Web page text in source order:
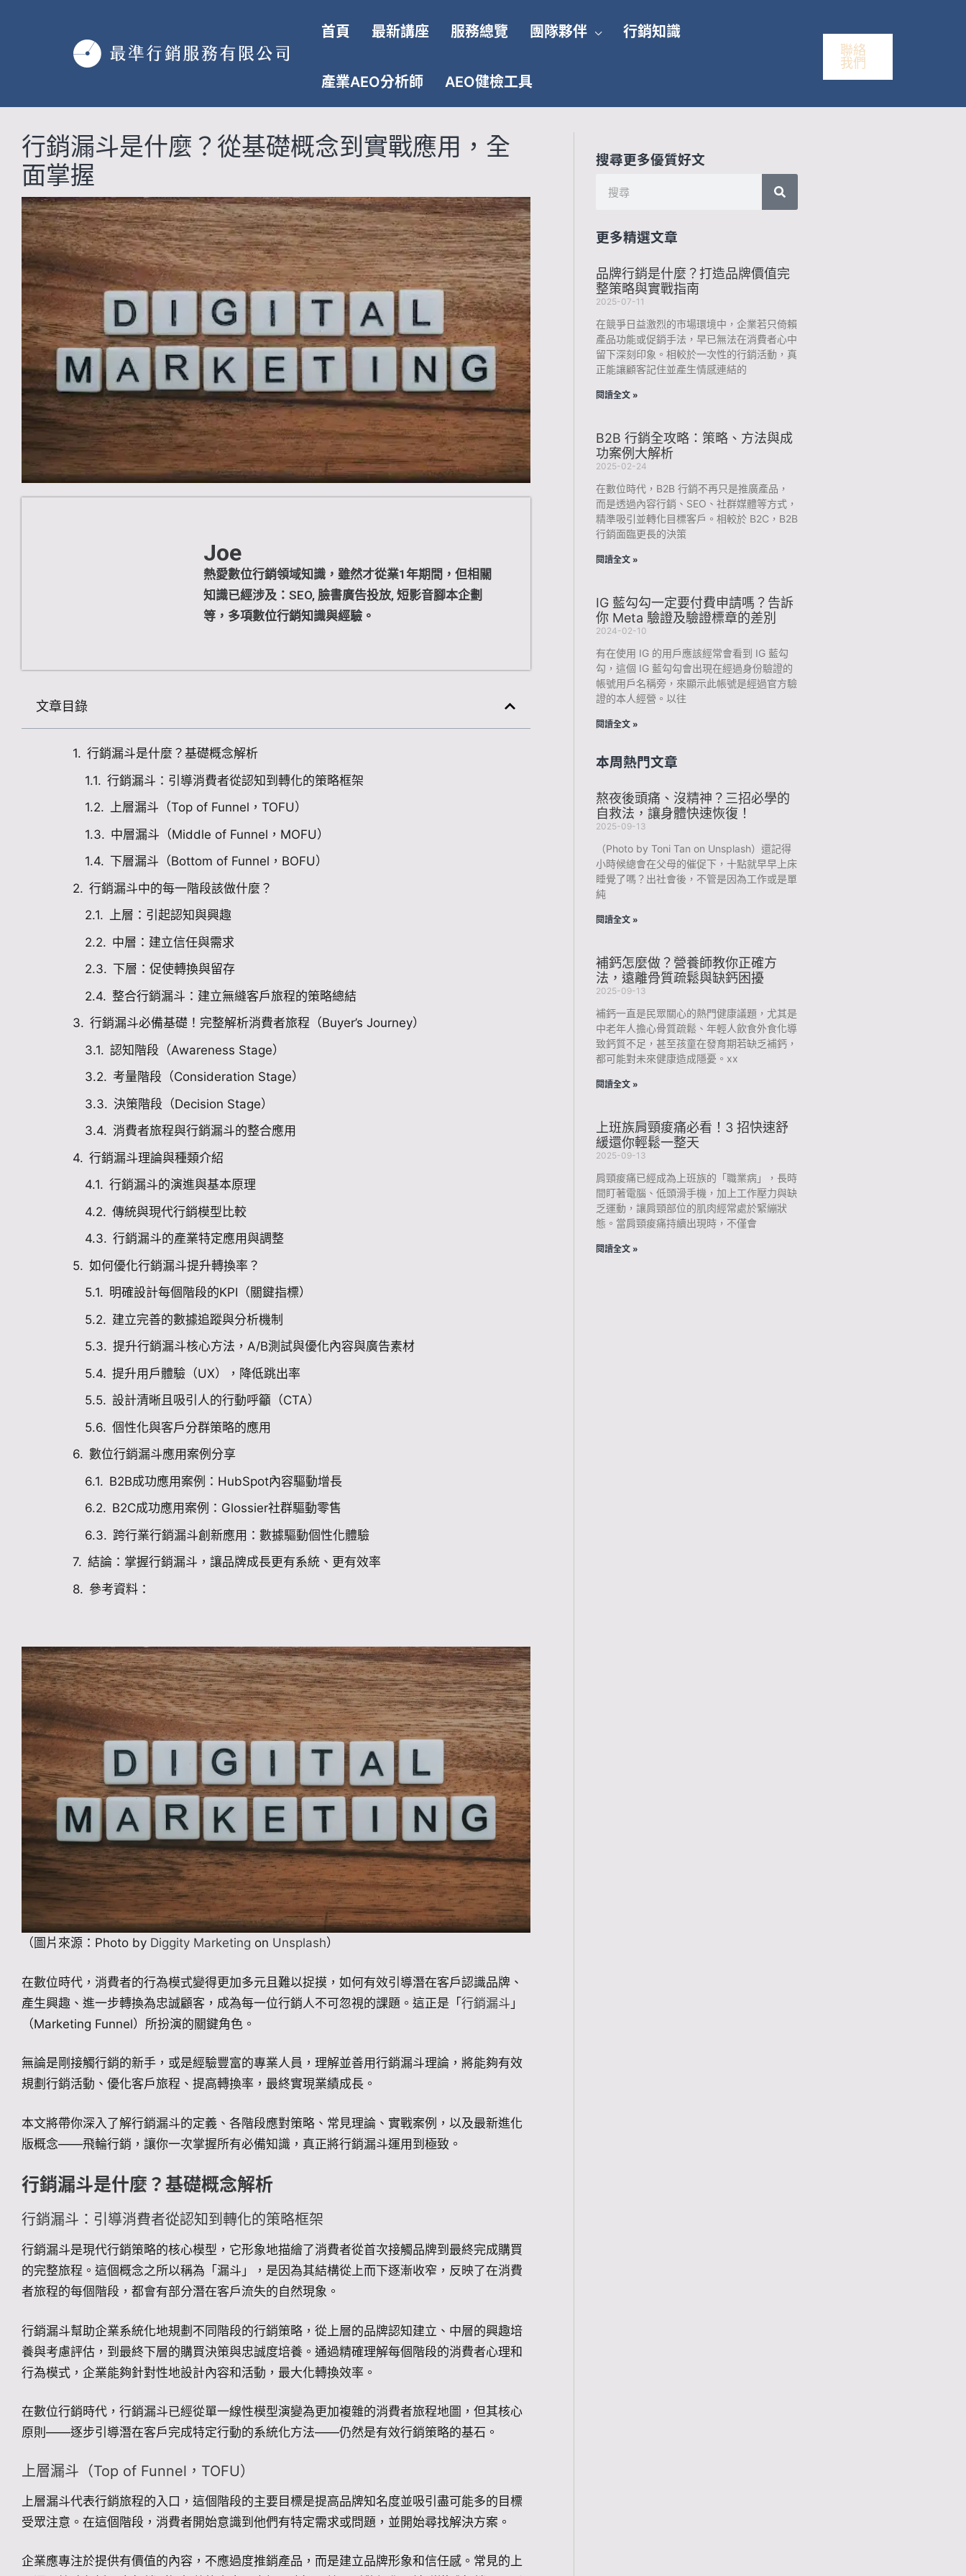
首頁 最新講座 服務總覽 團隊夥伴 行銷知識
產業AEO分析師 AEO健檢工具
聯絡
我們
行銷漏斗是什麼？從基礎概念到實戰應用，全
面掌握
Joe
熱愛數位行銷領域知識，雖然才從業1年期間，但相關
知識已經涉及：SEO, 臉書廣告投放, 短影音腳本企劃
等，多項數位行銷知識與經驗。
文章目錄
行銷漏斗是什麼？基礎概念解析
行銷漏斗：引導消費者從認知到轉化的策略框架
上層漏斗（Top of Funnel，TOFU）
中層漏斗（Middle of Funnel，MOFU）
下層漏斗（Bottom of Funnel，BOFU）
行銷漏斗中的每一階段該做什麼？
上層：引起認知與興趣
中層：建立信任與需求
下層：促使轉換與留存
整合行銷漏斗：建立無縫客戶旅程的策略總結
行銷漏斗必備基礎！完整解析消費者旅程（Buyer’s Journey）
認知階段（Awareness Stage）
考量階段（Consideration Stage）
決策階段（Decision Stage）
消費者旅程與行銷漏斗的整合應用
行銷漏斗理論與種類介紹
行銷漏斗的演進與基本原理
傳統與現代行銷模型比較
行銷漏斗的產業特定應用與調整
如何優化行銷漏斗提升轉換率？
明確設計每個階段的KPI（關鍵指標）
建立完善的數據追蹤與分析機制
提升行銷漏斗核心方法，A/B測試與優化內容與廣告素材
提升用戶體驗（UX），降低跳出率
設計清晰且吸引人的行動呼籲（CTA）
個性化與客戶分群策略的應用
數位行銷漏斗應用案例分享
B2B成功應用案例：HubSpot內容驅動增長
B2C成功應用案例：Glossier社群驅動零售
跨行業行銷漏斗創新應用：數據驅動個性化體驗
結論：掌握行銷漏斗，讓品牌成長更有系統、更有效率
參考資料：
（圖片來源：Photo by Diggity Marketing on Unsplash）
在數位時代，消費者的行為模式變得更加多元且難以捉摸，如何有效引導潛在客戶認識品牌、
產生興趣、進一步轉換為忠誠顧客，成為每一位行銷人不可忽視的課題。這正是「行銷漏斗 」
（Marketing Funnel）所扮演的關鍵角色。
無論是剛接觸行銷的新手，或是經驗豐富的專業人員，理解並善用行銷漏斗理論，將能夠有效
規劃行銷活動、優化客戶旅程、提高轉換率，最終實現業績成長。
本文將帶你深入了解行銷漏斗的定義、各階段應對策略、常見理論、實戰案例，以及最新進化
版概念——飛輪行銷，讓你一次掌握所有必備知識，真正將行銷漏斗運用到極致。
行銷漏斗是什麼？基礎概念解析
行銷漏斗：引導消費者從認知到轉化的策略框架
行銷漏斗是現代行銷策略的核心模型，它形象地描繪了消費者從首次接觸品牌到最終完成購買
的完整旅程。這個概念之所以稱為「漏斗」，是因為其結構從上而下逐漸收窄，反映了在消費
者旅程的每個階段，都會有部分潛在客戶流失的自然現象。
行銷漏斗幫助企業系統化地規劃不同階段的行銷策略，從上層的品牌認知建立、中層的興趣培
養與考慮評估，到最終下層的購買決策與忠誠度培養。通過精確理解每個階段的消費者心理和
行為模式，企業能夠針對性地設計內容和活動，最大化轉換效率。
在數位行銷時代，行銷漏斗已經從單一線性模型演變為更加複雜的消費者旅程地圖，但其核心
原則——逐步引導潛在客戶完成特定行動的系統化方法——仍然是有效行銷策略的基石。
上層漏斗（Top of Funnel，TOFU）
上層漏斗代表行銷旅程的入口，這個階段的主要目標是提高品牌知名度並吸引盡可能多的目標
受眾注意。在這個階段，消費者開始意識到他們有特定需求或問題，並開始尋找解決方案。
企業應專注於提供有價值的內容，不應過度推銷產品，而是建立品牌形象和信任感。常見的上
搜尋更多優質好文
更多精選文章
品牌行銷是什麼？打造品牌價值完
整策略與實戰指南
2025-07-11
在競爭日益激烈的市場環境中，企業若只倚賴
產品功能或促銷手法，早已無法在消費者心中
留下深刻印象。相較於一次性的行銷活動，真
正能讓顧客記住並產生情感連結的
閱讀全文 »
B2B 行銷全攻略：策略、方法與成
功案例大解析
2025-02-24
在數位時代，B2B 行銷不再只是推廣產品，
而是透過內容行銷、SEO、社群媒體等方式，
精準吸引並轉化目標客戶。相較於 B2C，B2B
行銷面臨更長的決策
閱讀全文 »
IG 藍勾勾一定要付費申請嗎？告訴
你 Meta 驗證及驗證標章的差別
2024-02-10
有在使用 IG 的用戶應該經常會看到 IG 藍勾
勾，這個 IG 藍勾勾會出現在經過身份驗證的
帳號用戶名稱旁，來顯示此帳號是經過官方驗
證的本人經營。以往
閱讀全文 »
本周熱門文章
熬夜後頭痛、沒精神？三招必學的
自救法，讓身體快速恢復！
2025-09-13
（Photo by Toni Tan on Unsplash）還記得
小時候總會在父母的催促下，十點就早早上床
睡覺了嗎？出社會後，不管是因為工作或是單
純
閱讀全文 »
補鈣怎麼做？營養師教你正確方
法，遠離骨質疏鬆與缺鈣困擾
2025-09-13
補鈣一直是民眾關心的熱門健康議題，尤其是
中老年人擔心骨質疏鬆、年輕人飲食外食化導
致鈣質不足，甚至孩童在發育期若缺乏補鈣，
都可能對未來健康造成隱憂。xx
閱讀全文 »
上班族肩頸痠痛必看！3 招快速舒
緩還你輕鬆一整天
2025-09-13
肩頸痠痛已經成為上班族的「職業病」，長時
間盯著電腦、低頭滑手機，加上工作壓力與缺
乏運動，讓肩頸部位的肌肉經常處於緊繃狀
態。當肩頸痠痛持續出現時，不僅會
閱讀全文 »